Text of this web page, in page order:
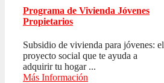
Programa de Vivienda Jóvenes
Propietarios
Subsidio de vivienda para jóvenes: el
proyecto social que te ayuda a
adquirir tu hogar ...
Más Información